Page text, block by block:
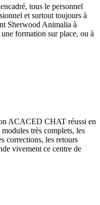
tous le personnel
et surtout toujours à
Sherwood Animalia à
formation sur place, ou à
ACACED CHAT réussi en
très complets, les
corrections, les retours
vivement ce centre de